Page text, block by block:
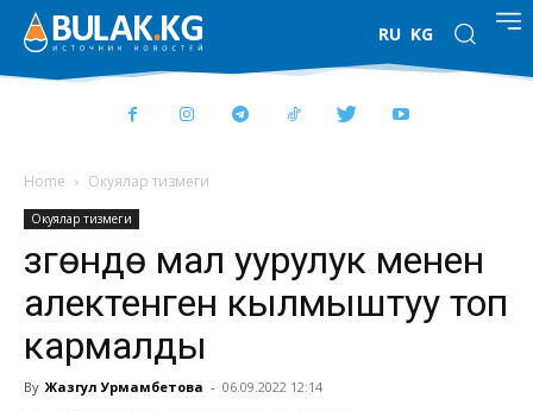
RU KG
Home Окуялар тизмеги
Окуялар тизмеги
Өзгөндө мал уурулук менен
алектенген кылмыштуу топ
кармалды
By Жазгул Урмамбетова - 06.09.2022 12:14